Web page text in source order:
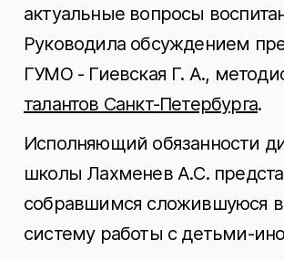
актуальные вопросы
Руководила обсуждением
ГУМО - Гиевская Г. А.,
талантов Санкт-Петербурга.
Исполняющий обязанности
школы Лахменев А.С.
собравшимся сложившуюся
систему работы с детьми-